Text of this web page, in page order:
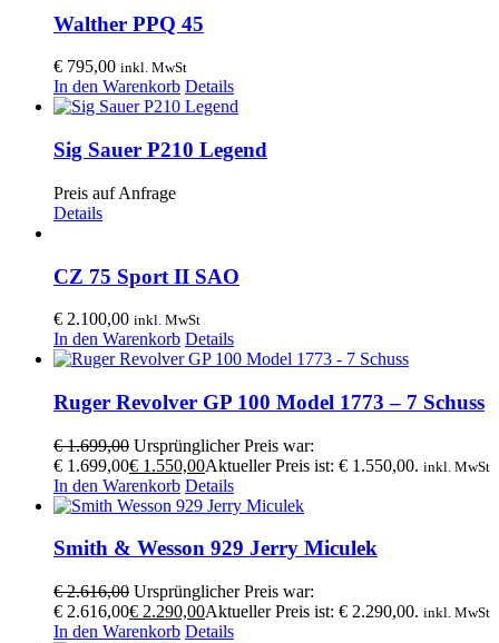
Walther PPQ 45
€ 795,00 inkl. MwSt
In den Warenkorb Details
Sig Sauer P210 Legend
Preis auf Anfrage
Details
CZ 75 Sport II SAO
€ 2.100,00 inkl. MwSt
In den Warenkorb Details
Ruger Revolver GP 100 Model 1773 – 7 Schuss
€1.699,00 Ursprünglicher Preis war:
€ 1.699,00€ 1.550,00Aktueller Preis ist: € 1.550,00. inkl. MwSt
In den Warenkorb Details
Smith & Wesson 929 Jerry Miculek
€2.616,00 Ursprünglicher Preis war:
€ 2.616,00€ 2.290,00Aktueller Preis ist: € 2.290,00. inkl. MwSt
In den Warenkorb Details